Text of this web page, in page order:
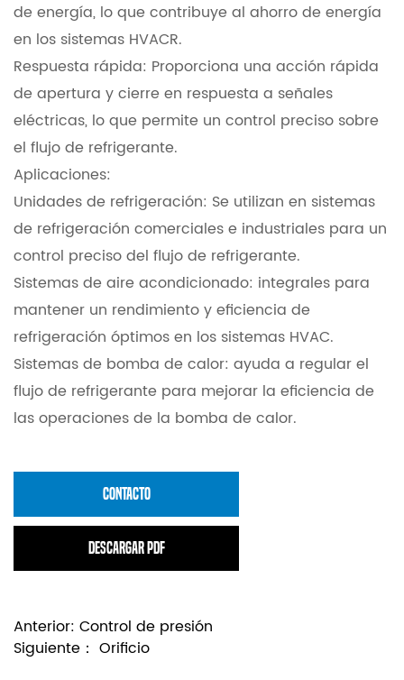
de energía, lo que contribuye al ahorro de energía
en los sistemas HVACR.
Respuesta rápida: Proporciona una acción rápida
de apertura y cierre en respuesta a señales
eléctricas, lo que permite un control preciso sobre
el flujo de refrigerante.
Aplicaciones:
Unidades de refrigeración: Se utilizan en sistemas
de refrigeración comerciales e industriales para un
control preciso del flujo de refrigerante.
Sistemas de aire acondicionado: integrales para
mantener un rendimiento y eficiencia de
refrigeración óptimos en los sistemas HVAC.
Sistemas de bomba de calor: ayuda a regular el
flujo de refrigerante para mejorar la eficiencia de
las operaciones de la bomba de calor.
CONTACTO
Descargar PDF
Anterior: Control de presión
Siguiente： Orificio